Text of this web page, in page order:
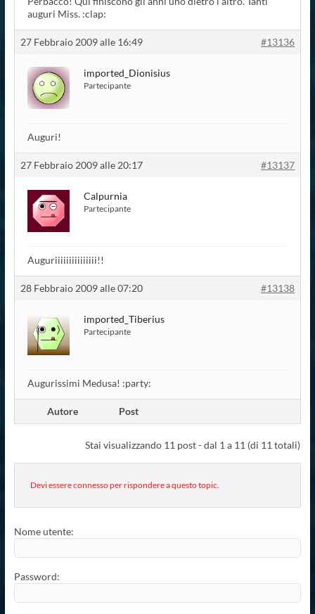
auguri Miss. :clap:
27 Febbraio 2009 alle 16:49 #13136
imported_Dionisius
Partecipante
Auguri!
27 Febbraio 2009 alle 20:17 #13137
Calpurnia
Partecipante
Auguriiiiiiiiiiiiiii!!
28 Febbraio 2009 alle 07:20 #13138
imported_Tiberius
Partecipante
Augurissimi Medusa! :party:
Autore Post
Stai visualizzando 11 post - dal 1 a 11 (di 11 totali)
Devi essere connesso per rispondere a questo topic.
Nome utente:
Password: